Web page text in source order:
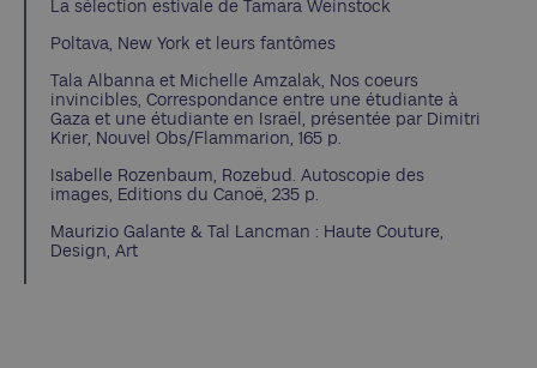
La sélection estivale de Tamara Weinstock
Poltava, New York et leurs fantômes
Tala Albanna et Michelle Amzalak, Nos coeurs
invincibles, Correspondance entre une étudiante à
Gaza et une étudiante en Israël, présentée par Dimitri
Krier, Nouvel Obs/Flammarion, 165 p.
Isabelle Rozenbaum, Rozebud. Autoscopie des
images, Editions du Canoë, 235 p.
Maurizio Galante & Tal Lancman : Haute Couture,
Design, Art